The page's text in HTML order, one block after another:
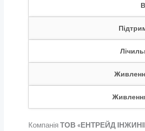
Компанія ТОВ «ЕНТРЕЙД